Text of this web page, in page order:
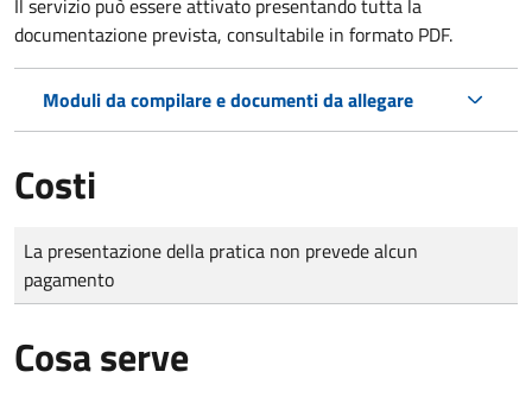
documentazione prevista, consultabile in formato PDF.
Moduli da compilare e documenti da allegare
Costi
Tipo di pagamento
Importo
La presentazione della pratica non prevede alcun
pagamento
Cosa serve